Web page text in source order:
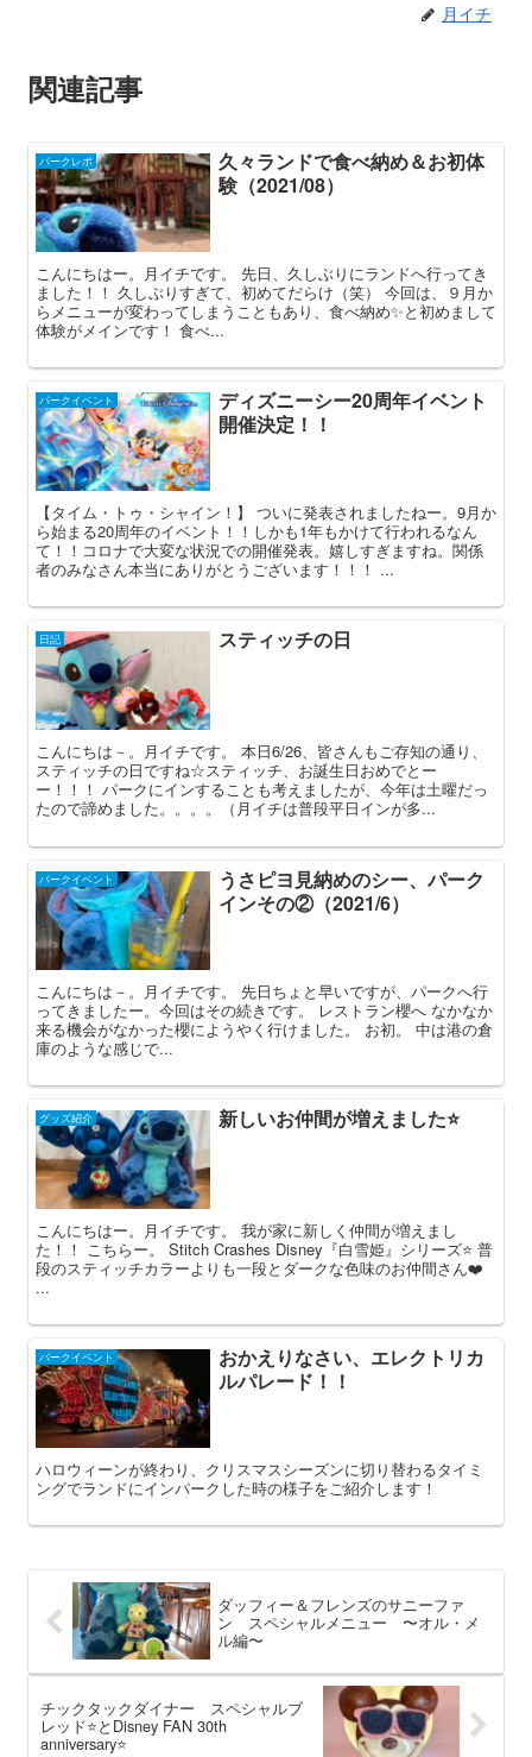
o
k
月イチ
関連記事
パークレポ
久々ランドで食べ納め＆お初体
験（2021/08）
こんにちはー。月イチです。 先日、久しぶりにランドへ行ってき
ました！！ 久しぶりすぎて、初めてだらけ（笑） 今回は、９月か
らメニューが変わってしまうこともあり、食べ納め✨と初めまして
体験がメインです！ 食べ...
パークイベント
ディズニーシー20周年イベント
開催決定！！
【タイム・トゥ・シャイン！】 ついに発表されましたねー。9月か
ら始まる20周年のイベント！！しかも1年もかけて行われるなん
て！！コロナで大変な状況での開催発表。嬉しすぎますね。関係
者のみなさん本当にありがとうございます！！！ ...
日記 スティッチの日
こんにちは－。月イチです。 本日6/26、皆さんもご存知の通り、
スティッチの日ですね☆スティッチ、お誕生日おめでとー
ー！！！ パークにインすることも考えましたが、今年は土曜だっ
たので諦めました。。。。（月イチは普段平日インが多...
パークイベント
うさピヨ見納めのシー、パーク
インその②（2021/6）
こんにちは－。月イチです。 先日ちょと早いですが、パークへ行
ってきましたー。今回はその続きです。 レストラン櫻へ なかなか
来る機会がなかった櫻にようやく行けました。 お初。 中は港の倉
庫のような感じで...
グッズ紹介 新しいお仲間が増えました⭐️
こんにちはー。月イチです。 我が家に新しく仲間が増えまし
た！！ こちらー。 Stitch Crashes Disney『白雪姫』シリーズ⭐️ 普
段のスティッチカラーよりも一段とダークな色味のお仲間さん❤️
...
パークイベント
おかえりなさい、エレクトリカ
ルパレード！！
ハロウィーンが終わり、クリスマスシーズンに切り替わるタイミ
ングでランドにインパークした時の様子をご紹介します！
ダッフィー＆フレンズのサニーファ
ン スペシャルメニュー 〜オル・メ
ル編〜
チックタックダイナー スペシャルブ
レッド⭐️とDisney FAN 30th
anniversary⭐️